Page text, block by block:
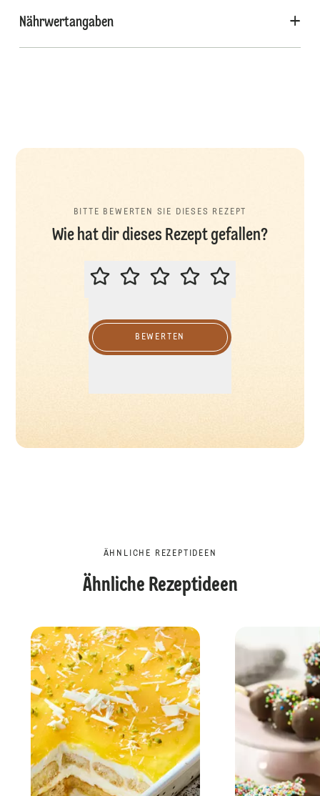
Nährwertangaben
BITTE BEWERTEN SIE DIESES REZEPT
Wie hat dir dieses Rezept gefallen?
BITTE BEWERTEN SIE DIESES
BEWERTEN
ÄHNLICHE REZEPTIDEEN
Ähnliche Rezeptideen